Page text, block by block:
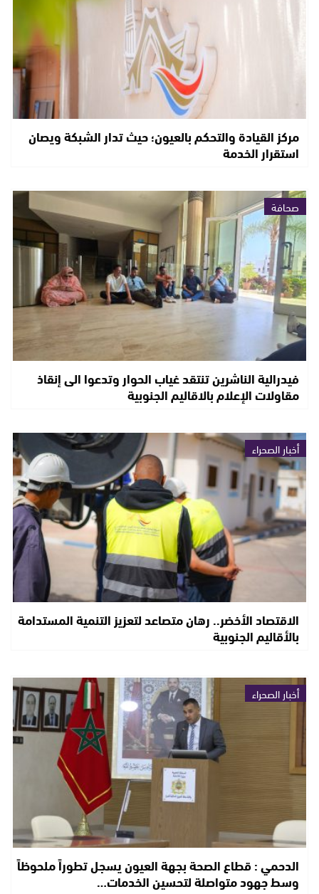
مركز القيادة والتحكم بالعيون؛ حيث تدار الشبكة ويصان
استقرار الخدمة
صحافة
فيدرالية الناشرين تنتقد غياب الحوار وتدعوا الى إنقاذ
مقاولات الإعلام بالاقاليم الجنوبية
أخبار الصحراء
الاقتصاد الأخضر.. رهان متصاعد لتعزيز التنمية المستدامة
بالأقاليم الجنوبية
أخبار الصحراء
الدحمي : قطاع الصحة بجهة العيون يسجل تطوراً ملحوظاً
وسط جهود متواصلة لتحسين الخدمات…